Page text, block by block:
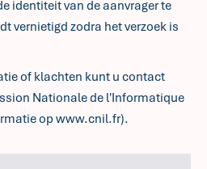
identiteit van de aanvrager te
vernietigd zodra het verzoek is
of klachten kunt u contact
Nationale de l'Informatique
opwww.cnil.fr).